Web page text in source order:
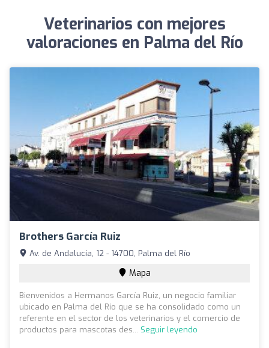
Veterinarios con mejores
valoraciones en Palma del Río
Brothers García Ruiz
Av. de Andalucía, 12 - 14700, Palma del Río
Mapa
Bienvenidos a Hermanos García Ruiz, un negocio familiar
ubicado en Palma del Río que se ha consolidado como un
referente en el sector de los veterinarios y el comercio de
productos para mascotas des... Seguir leyendo